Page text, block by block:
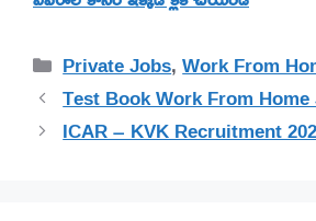
Categories
Private Jobs,Work From
Test Book Work From
ICAR – KVK Recruitment